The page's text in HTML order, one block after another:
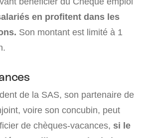
en profitent dans les
Son montant est limité à 1
de la SAS, son partenaire de
voire son concubin, peut
de chèques-vacances, si le